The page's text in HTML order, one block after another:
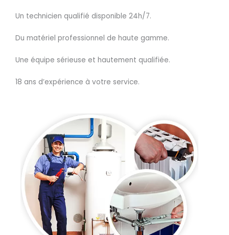
Un technicien qualifié disponible 24h/7.
Du matériel professionnel de haute gamme.
Une équipe sérieuse et hautement qualifiée.
18 ans d’expérience à votre service.